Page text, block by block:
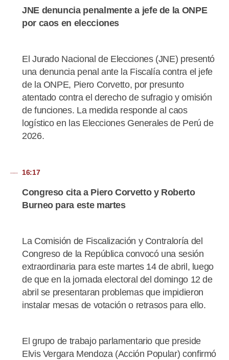
JNE denuncia penalmente a jefe de la ONPE
por caos en elecciones
El Jurado Nacional de Elecciones (JNE) presentó
una denuncia penal ante la Fiscalía contra el jefe
de la ONPE, Piero Corvetto, por presunto
atentado contra el derecho de sufragio y omisión
de funciones. La medida responde al caos
logístico en las Elecciones Generales de Perú de
2026.
16:17
Congreso cita a Piero Corvetto y Roberto
Burneo para este martes
La Comisión de Fiscalización y Contraloría del
Congreso de la República convocó una sesión
extraordinaria para este martes 14 de abril, luego
de que en la jornada electoral del domingo 12 de
abril se presentaran problemas que impidieron
instalar mesas de votación o retrasos para ello.
El grupo de trabajo parlamentario que preside
Elvis Vergara Mendoza (Acción Popular) confirmó